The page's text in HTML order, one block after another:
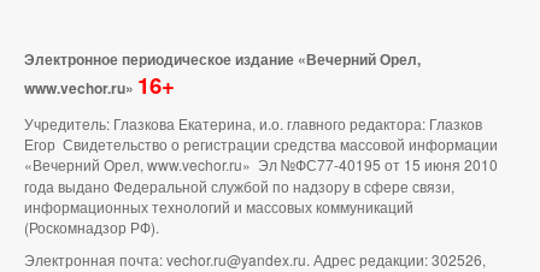
Электронное периодическое издание «Вечерний Орел,
www.vechor.ru» 16+
Учредитель: Глазкова Екатерина, и.о. главного редактора: Глазков
Егор Свидетельство о регистрации средства массовой информации
«Вечерний Орел, www.vechor.ru» Эл №ФС77-40195 от 15 июня 2010
года выдано Федеральной службой по надзору в сфере связи,
информационных технологий и массовых коммуникаций
(Роскомнадзор РФ).
Электронная почта: vechor.ru@yandex.ru. Адрес редакции: 302526,